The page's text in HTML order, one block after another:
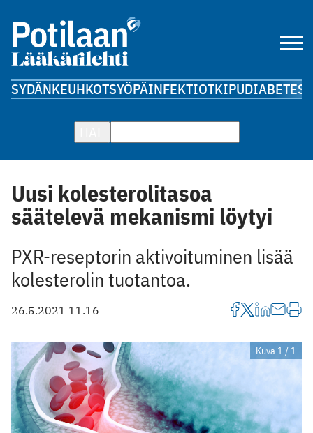
SYDÄNKEUHKOTSYÖPÄINFEKTIOTKIPUDIABETES
Uusi kolesterolitasoa
säätelevä mekanismi löytyi
PXR-reseptorin aktivoituminen lisää
kolesterolin tuotantoa.
26.5.2021 11.16
Kuva 1 / 1